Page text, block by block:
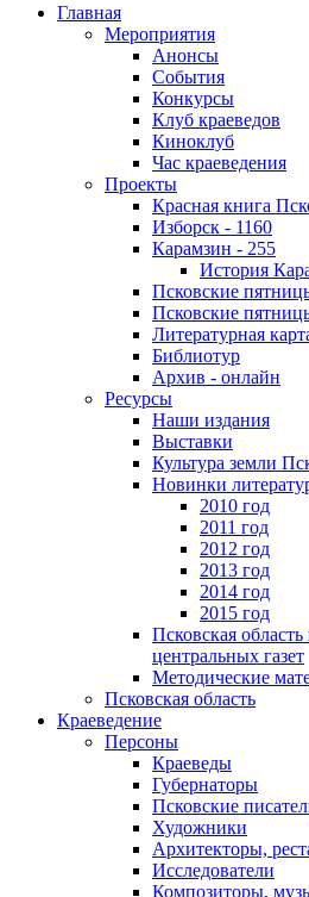
Главная
Мероприятия
Анонсы
События
Конкурсы
Клуб краеведов
Киноклуб
Час краеведения
Проекты
Красная книга
Изборск - 1160
Карамзин - 255
История
Псковские
Псковские
Литературная
Библиотур
Архив - онлайн
Ресурсы
Наши издания
Выставки
Культура земли
Новинки
2010 год
2011 год
2012 год
2013 год
2014 год
2015 год
Псковская
центральных газет
Методические
Псковская область
Краеведение
Персоны
Краеведы
Губернаторы
Псковские
Художники
Архитекторы,
Исследователи
Композиторы,